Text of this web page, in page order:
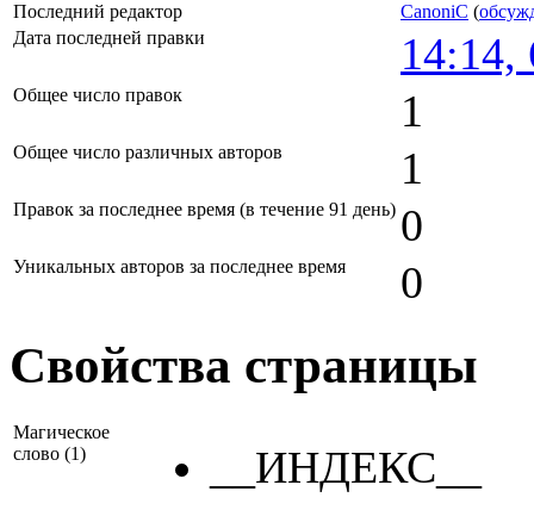
Последний редактор CanoniC (
Дата последней правки
14:14,
Общее число правок 1
Общее число различных авторов 1
Правок за последнее время (в течение 91 день) 0
Уникальных авторов за последнее время 0
Свойства страницы
Магическое
слово (1)
__ИНДЕКС__